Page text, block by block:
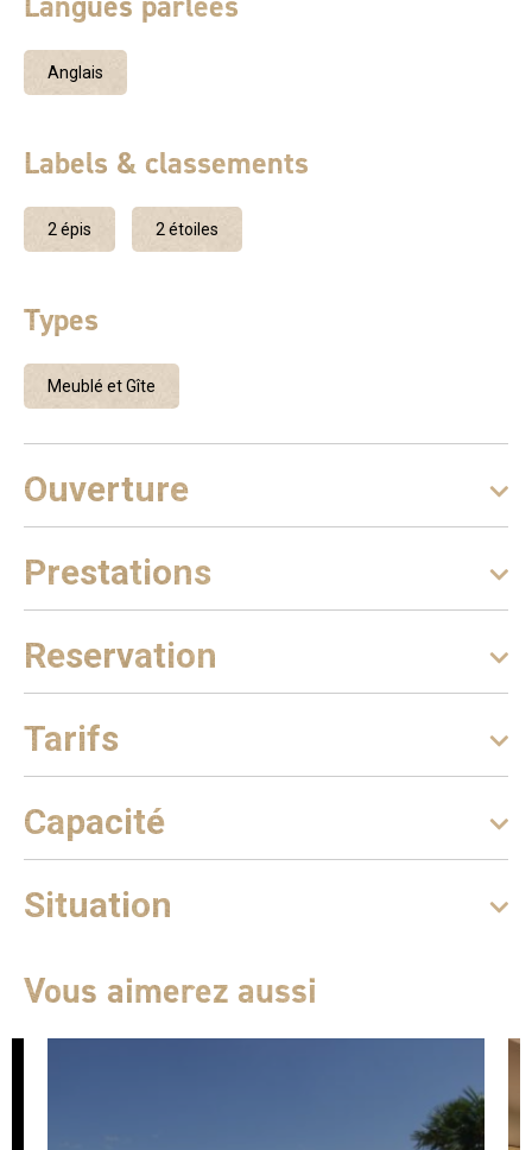
Anglais
Labels & classements
2 épis 2 étoiles
Types
Meublé et Gîte
Ouverture
Prestations
Reservation
Tarifs
Capacité
Situation
Vous aimerez aussi